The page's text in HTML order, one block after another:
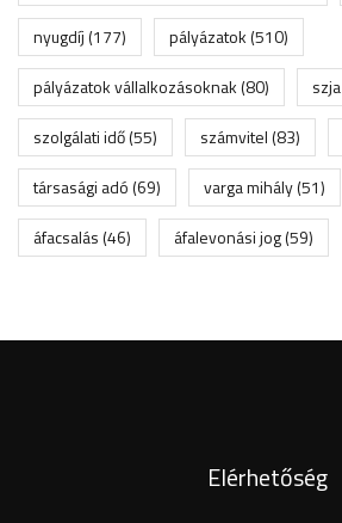
nyugdíj(177) pályázatok(510)
pályázatok vállalkozásoknak(80) szja
szolgálati idő(55) számvitel(83)
társasági adó(69) varga mihály(51)
áfacsalás(46) áfalevonási jog(59)
Elérhetőség